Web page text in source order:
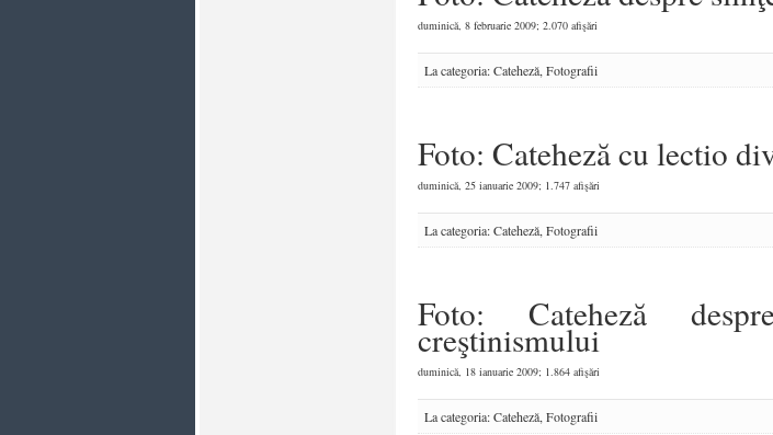
duminică, 8 februarie 2009; 2.070 afişări
La categoria:Cateheză, Fotografii
Foto: Cateheză cu lectio
duminică, 25 ianuarie 2009; 1.747 afişări
La categoria:Cateheză, Fotografii
Foto: Cateheză
creştinismului
duminică, 18 ianuarie 2009; 1.864 afişări
La categoria:Cateheză, Fotografii